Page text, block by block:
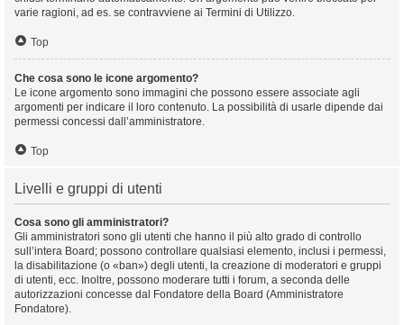
varie ragioni, ad es. se contravviene ai Termini di Utilizzo.
Top
Che cosa sono le icone argomento?
Le icone argomento sono immagini che possono essere associate agli
argomenti per indicare il loro contenuto. La possibilità di usarle dipende dai
permessi concessi dall’amministratore.
Top
Livelli e gruppi di utenti
Cosa sono gli amministratori?
Gli amministratori sono gli utenti che hanno il più alto grado di controllo
sull’intera Board; possono controllare qualsiasi elemento, inclusi i permessi,
la disabilitazione (o «ban») degli utenti, la creazione di moderatori e gruppi
di utenti, ecc. Inoltre, possono moderare tutti i forum, a seconda delle
autorizzazioni concesse dal Fondatore della Board (Amministratore
Fondatore).